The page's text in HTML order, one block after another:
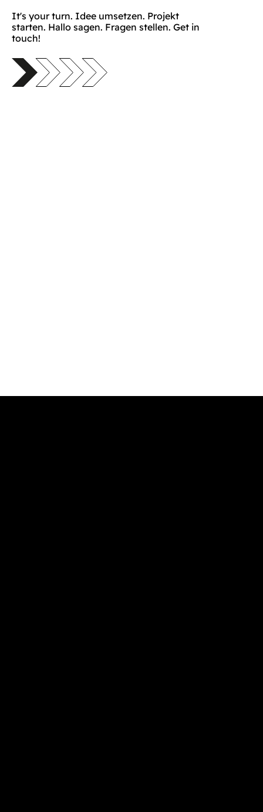
It's your turn. Idee umsetzen. Projekt
starten. Hallo sagen. Fragen stellen. Get in
touch!